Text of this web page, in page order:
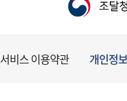
서비스 이용약관 개인정